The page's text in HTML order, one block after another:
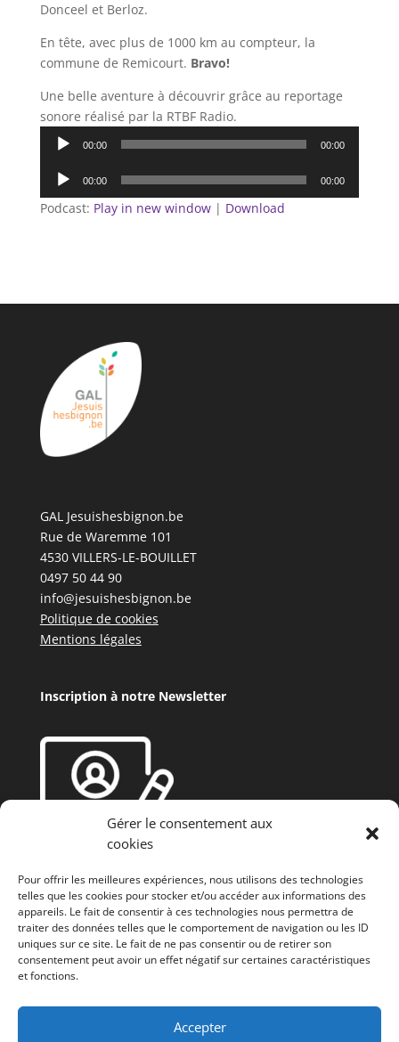
Gérer le consentement aux
cookies
Pour offrir les meilleures expériences, nous utilisons des technologies
telles que les cookies pour stocker et/ou accéder aux informations des
appareils. Le fait de consentir à ces technologies nous permettra de
traiter des données telles que le comportement de navigation ou les ID
uniques sur ce site. Le fait de ne pas consentir ou de retirer son
consentement peut avoir un effet négatif sur certaines caractéristiques
et fonctions.
Accepter
Donceel et Berloz.
En tête, avec plus de 1000 km au compteur, la
commune de Remicourt. Bravo!
Une belle aventure à découvrir grâce au reportage
sonore réalisé par la RTBF Radio.
Lecteur
audio
00:00 00:00
Lecteur
audio
00:00 00:00
Podcast: Play in new window| Download
GAL Jesuishesbignon.be
Rue de Waremme 101
4530 VILLERS-LE-BOUILLET
0497 50 44 90
info@jesuishesbignon.be
Politique de cookies
Mentions légales
Inscription à notre Newsletter
(FEADER) : L’Europe investit dans les zones rurales